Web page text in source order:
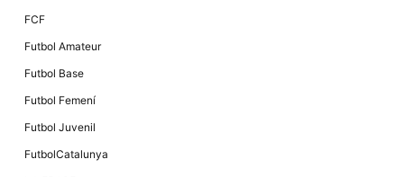
FCF
Futbol Amateur
Futbol Base
Futbol Femení
Futbol Juvenil
FutbolCatalunya